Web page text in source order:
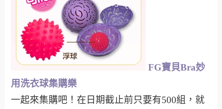
FG寶貝Bra妙
用洗衣球集購樂
一起來集購吧！在日期截止前只要有500組，就